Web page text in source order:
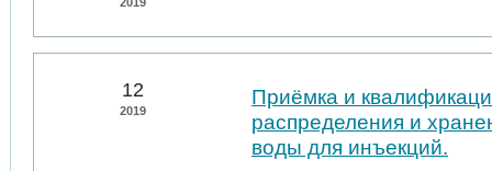
12
2019
Приёмка и
распределения и
воды для инъекций.